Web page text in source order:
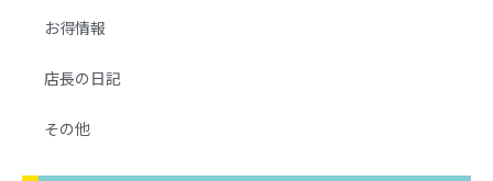
お得情報
店長の日記
その他